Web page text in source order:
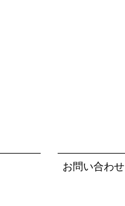
お問い合わせ